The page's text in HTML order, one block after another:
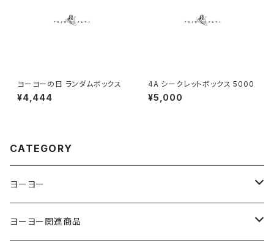
ヨーヨーの日 ランダムボックス
¥4,444
4A シークレットボックス 5000
¥5,000
CATEGORY
ヨーヨー
ジャパンテクノロジー
ヨーヨー関連商品